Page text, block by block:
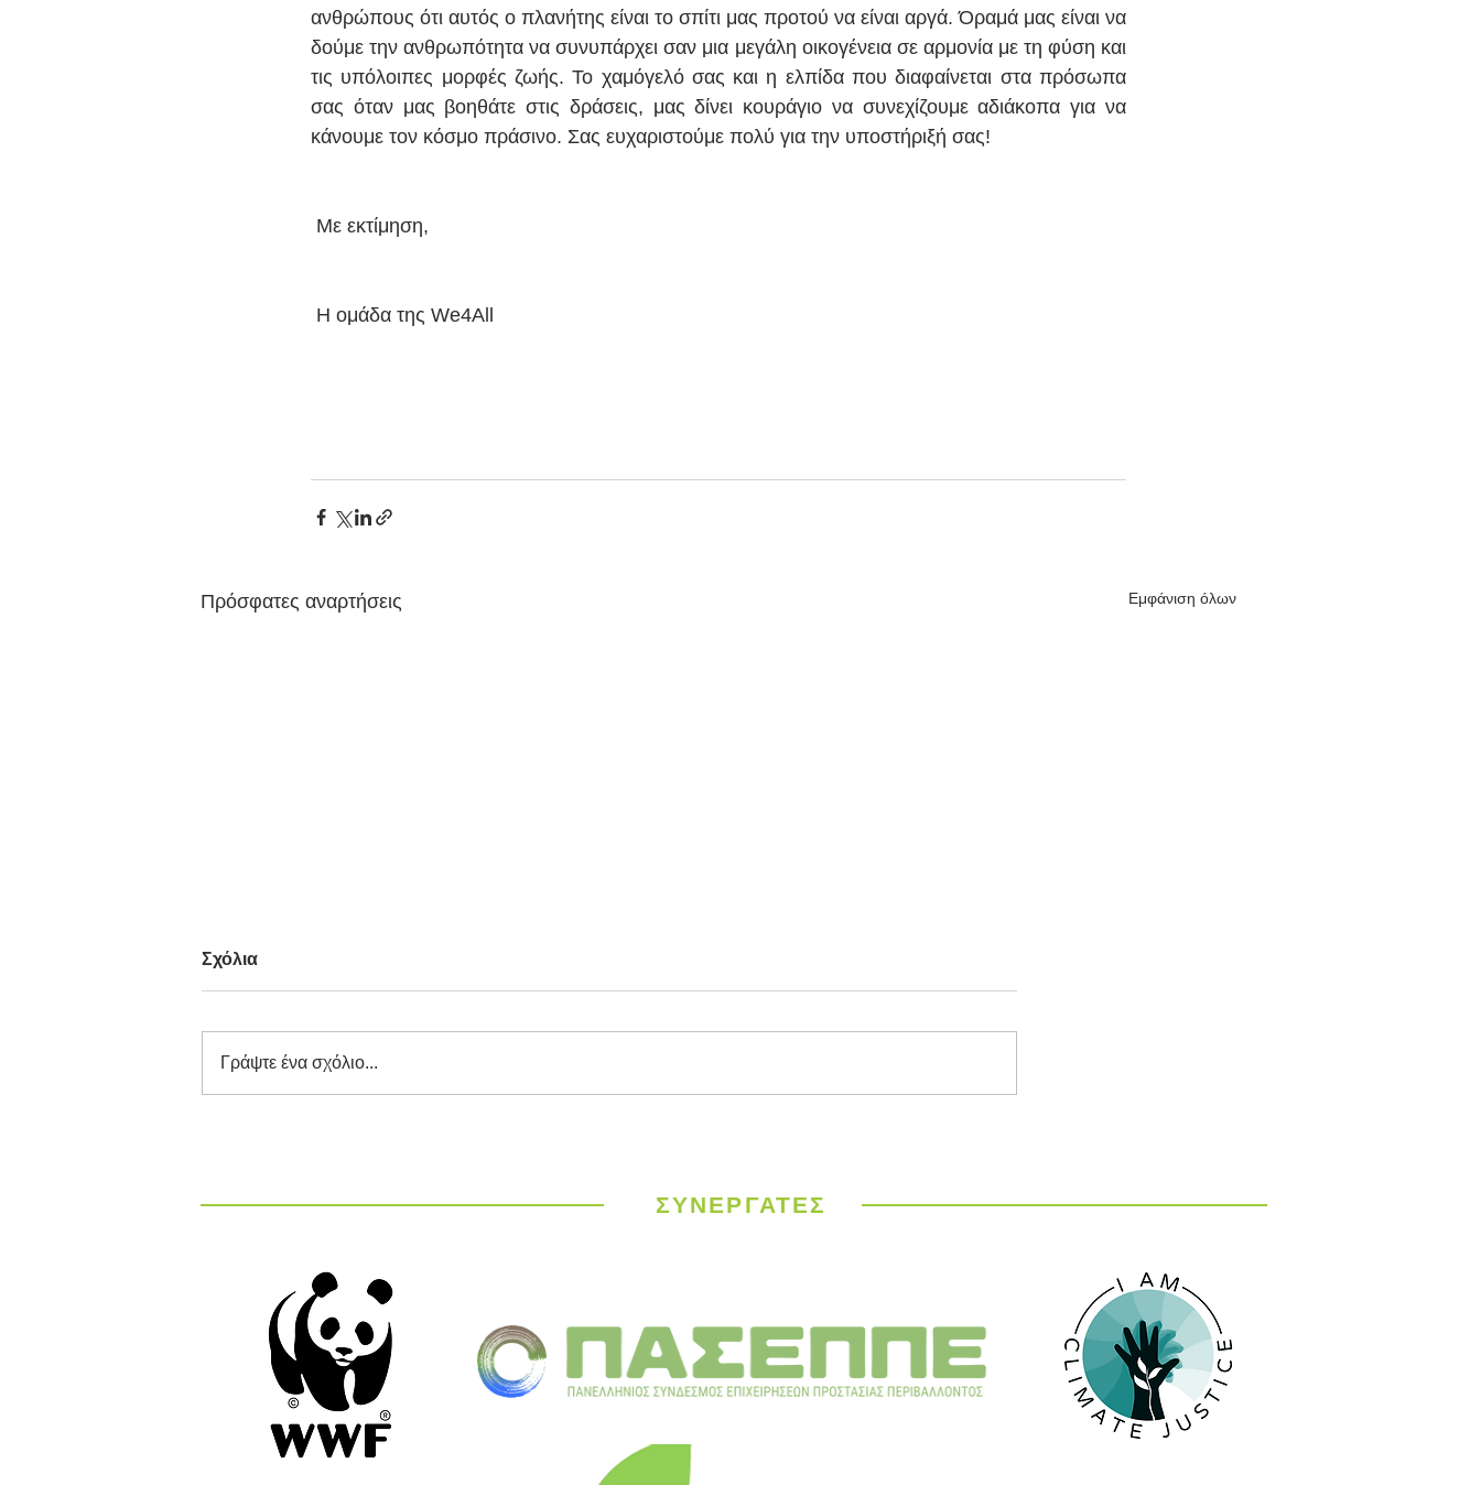
ανθρώπους ότι αυτός ο πλανήτης είναι το σπίτι μας προτού να είναι αργά. Όραμά μας είναι να
δούμε την ανθρωπότητα να συνυπάρχει σαν μια μεγάλη οικογένεια σε αρμονία με τη φύση και
τις υπόλοιπες μορφές ζωής. Το χαμόγελό σας και η ελπίδα που διαφαίνεται στα πρόσωπα
σας όταν μας βοηθάτε στις δράσεις, μας δίνει κουράγιο να συνεχίζουμε αδιάκοπα για να
κάνουμε τον κόσμο πράσινο. Σας ευχαριστούμε πολύ για την υποστήριξή σας!
Με εκτίμηση,
Η ομάδα της We4All
Πρόσφατες αναρτήσεις Εμφάνιση όλων
καύσωνας σαρώνει την
Ευρώπη
Σχόλια
Γράψτε ένα σχόλιο...
ΣΥΝΕΡΓΑΤΕΣ